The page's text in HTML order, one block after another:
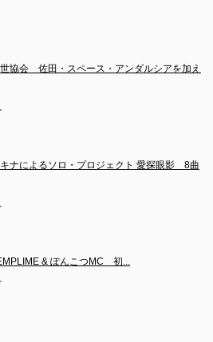
世協会　佐田・スペース・アンダルシアを加え
キナによるソロ・プロジェクト 愛探眼影　8曲
& ぽんこつMC　初...